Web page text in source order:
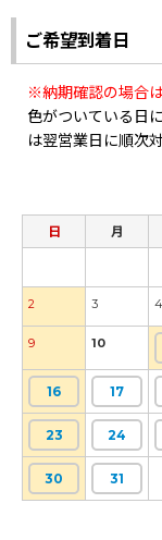
ご希望到着日
※納期確認の場合
色がついている日
は翌営業日に順次
日 月
2 3 4
9 10
16 17
23 24
30 31